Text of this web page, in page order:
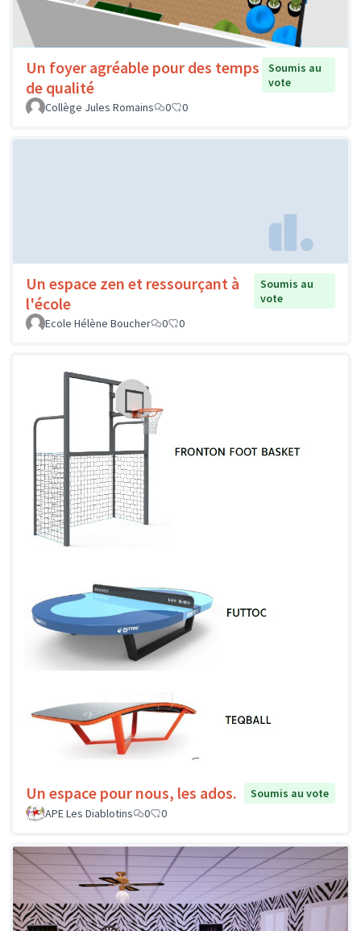
Un foyer agréable pour des temps
de qualité
Soumis au
vote
Collège Jules Romains
0 0
Un espace zen et ressourçant à
l'école
Soumis au
vote
Ecole Hélène Boucher
0 0
Un espace pour nous, les ados.
Soumis au vote
APE Les Diablotins
0 0